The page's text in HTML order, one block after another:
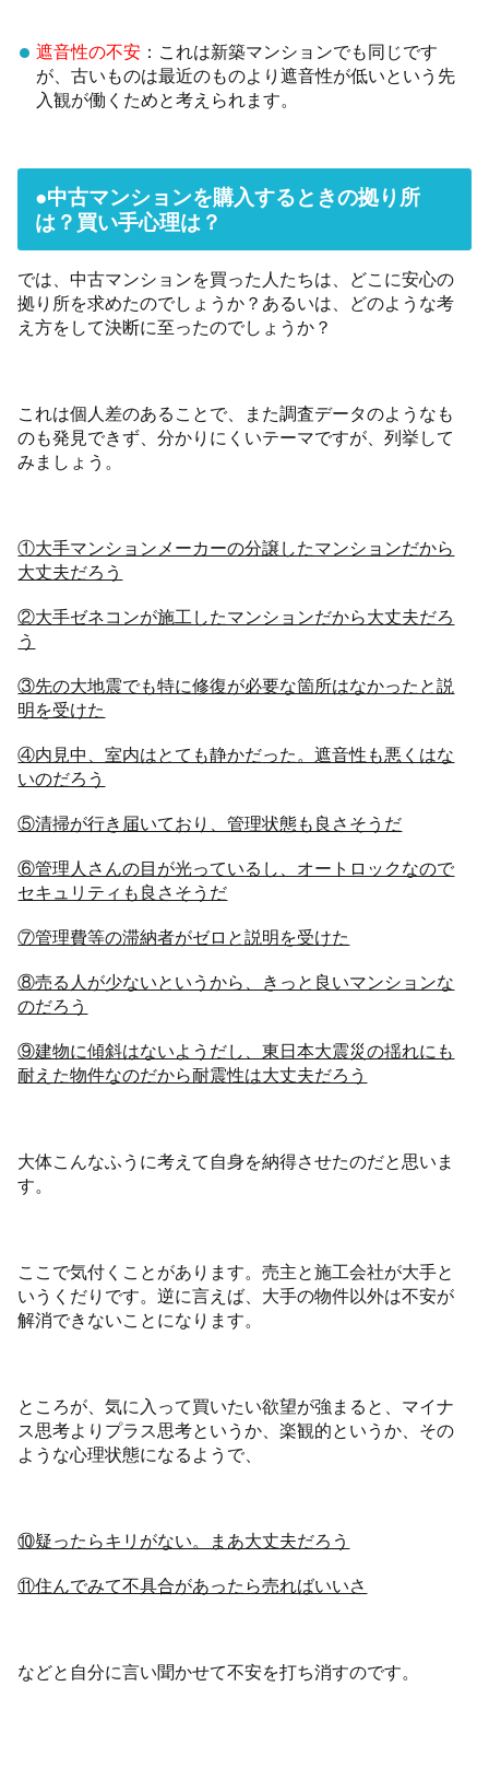
遮音性の不安：これは新築マンションでも同じです
が、古いものは最近のものより遮音性が低いという先
入観が働くためと考えられます。
●中古マンションを購入するときの拠り所
は？買い手心理は？
では、中古マンションを買った人たちは、どこに安心の
拠り所を求めたのでしょうか？あるいは、どのような考
え方をして決断に至ったのでしょうか？
これは個人差のあることで、また調査データのようなも
のも発見できず、分かりにくいテーマですが、列挙して
みましょう。
①大手マンションメーカーの分譲したマンションだから
大丈夫だろう
②大手ゼネコンが施工したマンションだから大丈夫だろ
う
③先の大地震でも特に修復が必要な箇所はなかったと説
明を受けた
④内見中、室内はとても静かだった。遮音性も悪くはな
いのだろう
⑤清掃が行き届いており、管理状態も良さそうだ
⑥管理人さんの目が光っているし、オートロックなので
セキュリティも良さそうだ
⑦管理費等の滞納者がゼロと説明を受けた
⑧売る人が少ないというから、きっと良いマンションな
のだろう
⑨建物に傾斜はないようだし、東日本大震災の揺れにも
耐えた物件なのだから耐震性は大丈夫だろう
大体こんなふうに考えて自身を納得させたのだと思いま
す。
ここで気付くことがあります。売主と施工会社が大手と
いうくだりです。逆に言えば、大手の物件以外は不安が
解消できないことになります。
ところが、気に入って買いたい欲望が強まると、マイナ
ス思考よりプラス思考というか、楽観的というか、その
ような心理状態になるようで、
⑩疑ったらキリがない。まあ大丈夫だろう
⑪住んでみて不具合があったら売ればいいさ
などと自分に言い聞かせて不安を打ち消すのです。